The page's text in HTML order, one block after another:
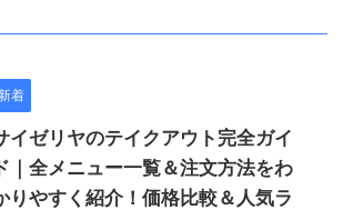
新着
イゼリヤのテイクアウト完全ガイ
｜全メニュー一覧＆注文方法をわ
りやすく紹介！価格比較＆人気ラ